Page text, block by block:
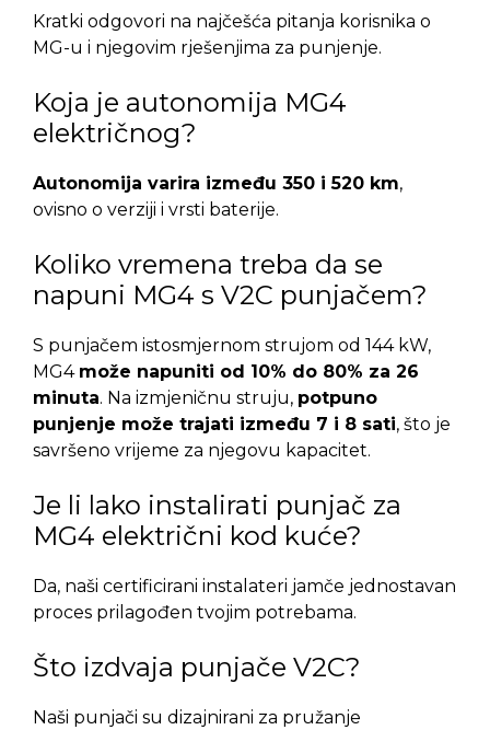
Kratki odgovori na najčešća pitanja korisnika o
MG-u i njegovim rješenjima za punjenje.
Koja je autonomija MG4
električnog?
Autonomija varira između 350 i 520 km,
ovisno o verziji i vrsti baterije.
Koliko vremena treba da se
napuni MG4 s V2C punjačem?
S punjačem istosmjernom strujom od 144 kW,
MG4 može napuniti od 10% do 80% za 26
minuta. Na izmjeničnu struju, potpuno
punjenje može trajati između 7 i 8 sati, što je
savršeno vrijeme za njegovu kapacitet.
Je li lako instalirati punjač za
MG4 električni kod kuće?
Da, naši certificirani instalateri jamče jednostavan
proces prilagođen tvojim potrebama.
Što izdvaja punjače V2C?
Naši punjači su dizajnirani za pružanje